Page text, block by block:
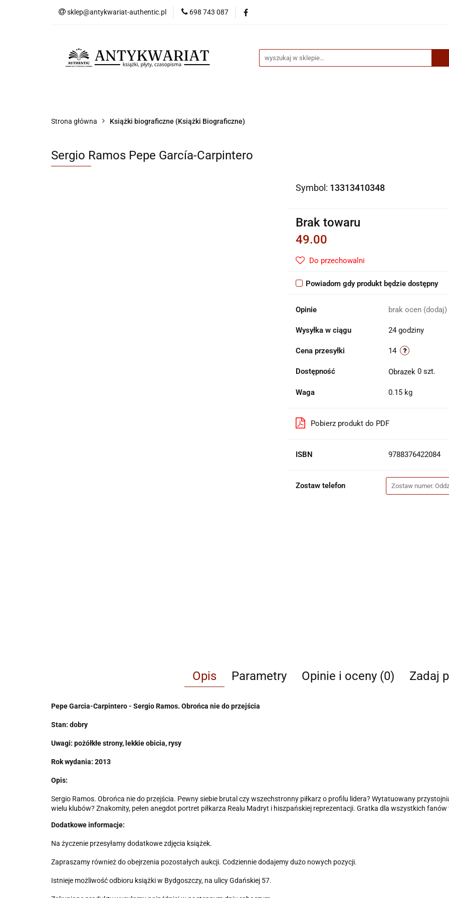
sklep@antykwariat-authentic.pl 698 743 087
Kategorie
Strona główna Książki biograficzne (Książki Biograficzne)
Sergio Ramos Pepe García-Carpintero
Symbol: 13313410348
Brak towaru
49.00
Do przechowalni
Powiadom gdy produkt będzie dostępny
Opinie brak ocen (dodaj)
Wysyłka w ciągu 24 godziny
Cena przesyłki 14
Dostępność 0 szt.
Waga 0.15 kg
Pobierz produkt do PDF
ISBN 9788376422084
Zostaw telefon
Opis Parametry Opinie i oceny (0) Zadaj
Pepe Garcia-Carpintero - Sergio Ramos. Obrońca nie do przejścia
Stan: dobry
Uwagi: pożółkłe strony, lekkie obicia, rysy
Rok wydania: 2013
Opis:
Sergio Ramos. Obrońca nie do przejścia. Pewny siebie brutal czy wszechstronny piłkarz o profilu lidera? Wytatuowany
wielu klubów? Znakomity, pełen anegdot portret piłkarza Realu Madryt i hiszpańskiej reprezentacji. Gratka dla wszystkich
Dodatkowe informacje:
Na życzenie przesyłamy dodatkowe zdjęcia książek.
Zapraszamy również do obejrzenia pozostałych aukcji. Codziennie dodajemy dużo nowych pozycji.
Istnieje możliwość odbioru książki w Bydgoszczy, na ulicy Gdańskiej 57.